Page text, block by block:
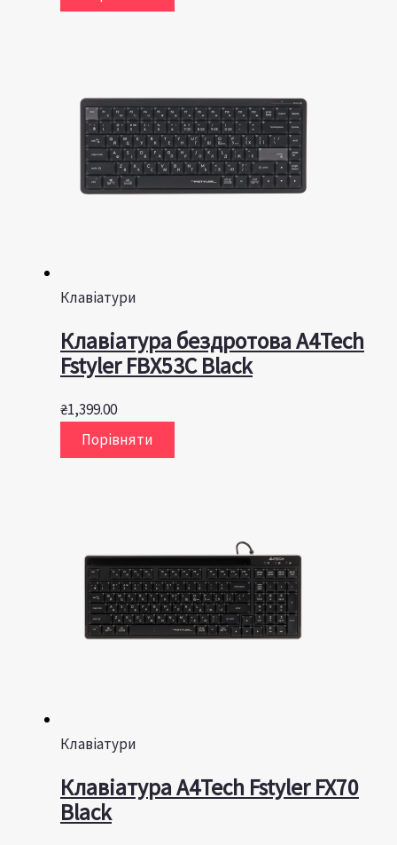
Клавіатури
Клавіатура бездротова A4Tech
Fstyler FBX53C Black
₴1,399.00
Порівняти
Клавіатури
Клавіатура A4Tech Fstyler FX70
Black